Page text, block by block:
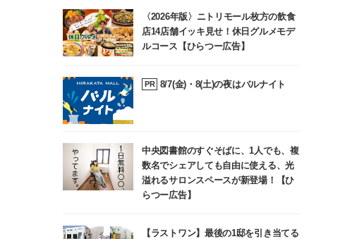
〈2026年版〉ニトリモール枚方の飲食
店14店舗イッキ見せ！休日グルメモデ
ルコース【ひらつー広告】
PR 8/7(金)・8(土)の夜はバルナイト
中央図書館のすぐそばに、1人でも、複
数名でシェアしても自由に使える、光
溢れるサロンスペースが新登場！【ひ
らつー広告】
【ラストワン】最後の1邸を引き当てる